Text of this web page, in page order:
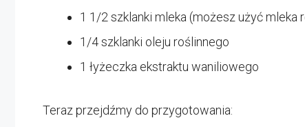
1 1/2 szklanki mleka (możesz użyć
1/4 szklanki oleju roślinnego
1 łyżeczka ekstraktu waniliowego
Teraz przejdźmy do przygotowania: